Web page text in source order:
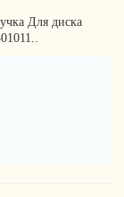
Для диска